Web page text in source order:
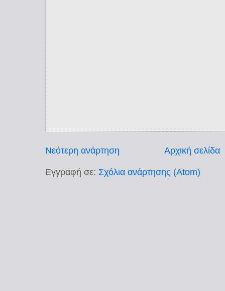
Νεότερη ανάρτηση Αρχική σελίδα
Εγγραφή σε: Σχόλια ανάρτησης (Atom)